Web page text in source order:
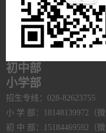
初中部
小学部
招生专线：028-82623755
小 学 部：18148139972（
初 中 部：15184469592（微